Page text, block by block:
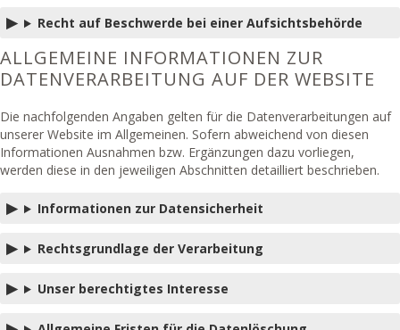
Recht auf Beschwerde bei einer Aufsichtsbehörde
ALLGEMEINE INFORMATIONEN ZUR
DATENVERARBEITUNG AUF DER WEBSITE
Die nachfolgenden Angaben gelten für die Datenverarbeitungen auf
unserer Website im Allgemeinen. Sofern abweichend von diesen
Informationen Ausnahmen bzw. Ergänzungen dazu vorliegen,
werden diese in den jeweiligen Abschnitten detailliert beschrieben.
Informationen zur Datensicherheit
Rechtsgrundlage der Verarbeitung
Unser berechtigtes Interesse